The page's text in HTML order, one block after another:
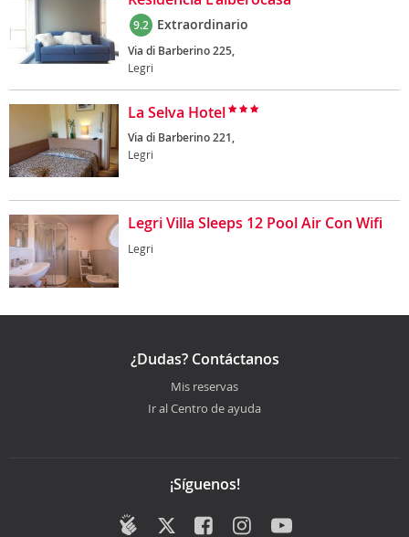
9.2 Extraordinario
Via di Barberino 225,
Legri
La Selva Hotel
Via di Barberino 221,
Legri
Legri Villa Sleeps 12 Pool Air Con Wifi
Legri
¿Dudas? Contáctanos
Mis reservas
Ir al Centro de ayuda
¡Síguenos!